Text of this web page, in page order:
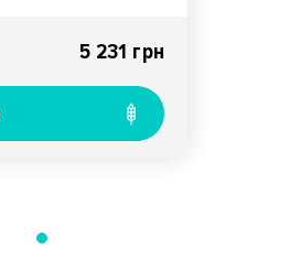
5 231 грн